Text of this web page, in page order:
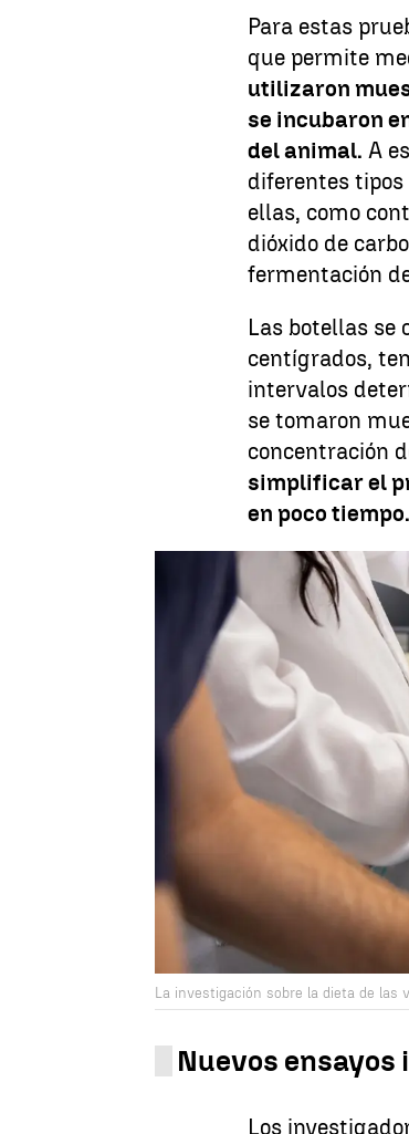
Para estas
que permite
utilizaron
se incubaron
del animal. A
diferentes
ellas, como
dióxido de
fermentación
Las botellas se
centígrados,
intervalos
se tomaron
concentración
simplificar el
en poco tiempo.
La investigación sobre la dieta de las
Nuevos ensayos
Los